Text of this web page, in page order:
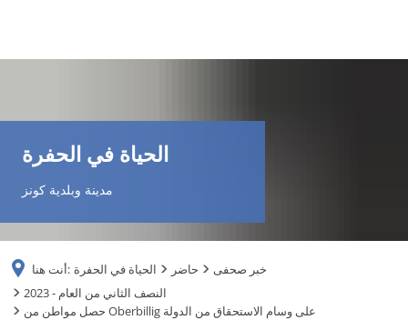
الحياة في الحفرة
مدينة وبلدية كونز
أنت هنا: الحياة في الحفرة حاضر
خبر صحفى
2023 - النصف الثاني من العام
حصل مواطن من Oberbillig على وسام الاستحقاق من الدولة